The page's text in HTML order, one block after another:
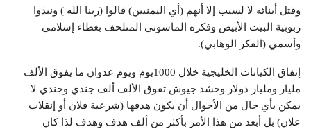
وقتل أبنائه لا لسبب إلا أنهم (أي اليمنيين) قالوا (ربنا الله ) ونبذوا
ربوبية البيت الأبيض وفكره الماسوني المتلحف بغطاء إسلامي
وأسمي (الفكر الوهابي).
إنفاق الكيانات الخليجية خلال 1000يوم ويوم عدوان ما يفوق الألف
مليار ومليار دولار وحشد جيوش تفوق الألف ألف جندي وجندي لا
يمكن بأي حال من الأحوال أن يكون هدفها (شرعية فلان أو إنقلاب
علان) بل أبعد من هذا الأمر بأكثر من ألف هدف وهدف لذا كان